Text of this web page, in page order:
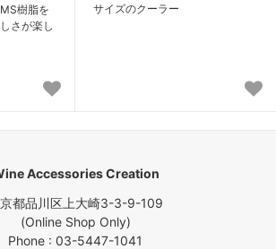
樹脂を
さが楽し
サイズのクーラー
Accessories Creation
都品川区上大崎3-3-9-109
(Online Shop Only)
Phone : 03-5447-1041